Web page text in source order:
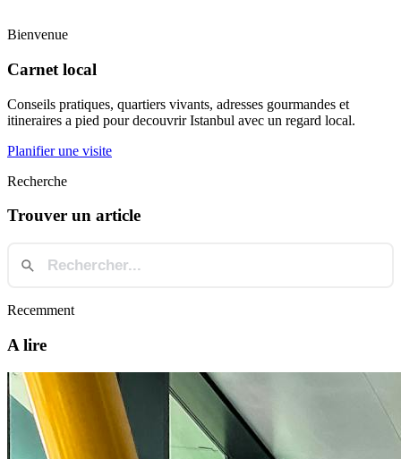
Bienvenue
Carnet local
Conseils pratiques, quartiers vivants, adresses gourmandes et
itineraires a pied pour decouvrir Istanbul avec un regard local.
Planifier une visite
Recherche
Trouver un article
Recemment
A lire